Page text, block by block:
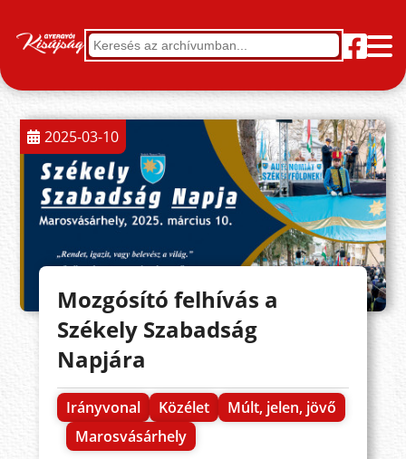
2025-03-10
Mozgósító felhívás a
Székely Szabadság
Napjára
Irányvonal Közélet
Múlt, jelen, jövő
Marosvásárhely